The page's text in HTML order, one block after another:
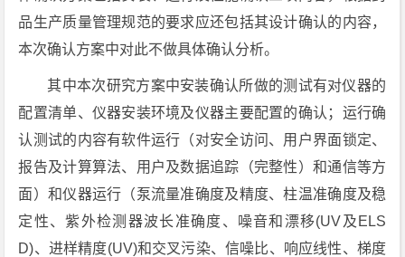
品生产质量管理规范的要求应还包括其设计确认的内容，
本次确认方案中对此不做具体确认分析。
其中本次研究方案中安装确认所做的测试有对仪器的
配置清单、仪器安装环境及仪器主要配置的确认；运行确
认测试的内容有软件运行（对安全访问、用户界面锁定、
报告及计算算法、用户及数据追踪（完整性）和通信等方
面）和仪器运行（泵流量准确度及精度、柱温准确度及稳
定性、紫外检测器波长准确度、噪音和漂移(UV及ELS
D)、进样精度(UV)和交叉污染、信噪比、响应线性、梯度